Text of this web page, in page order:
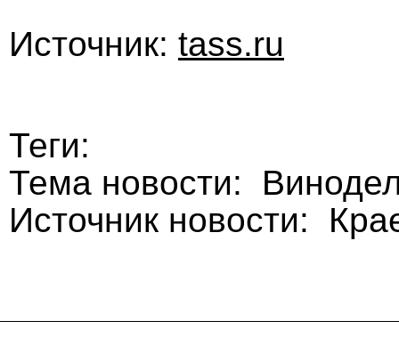
Источник: tass.ru
Теги:
Тема новости:
Источник новости: